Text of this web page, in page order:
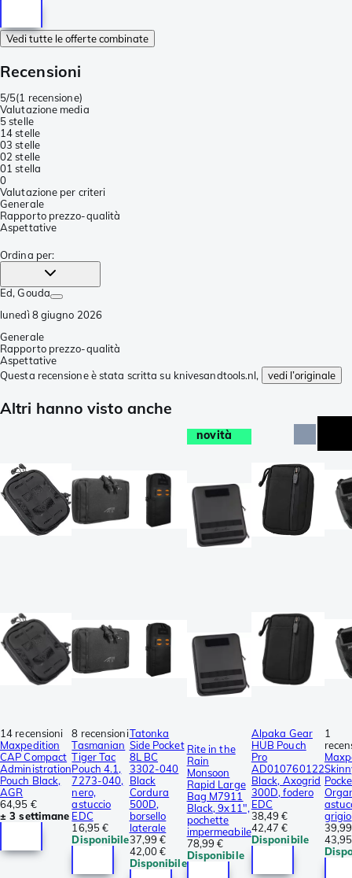
Vedi tutte le offerte combinate
Recensioni
5/5(1 recensione)
Valutazione media
5 stelle
14 stelle
03 stelle
02 stelle
01 stella
0
Valutazione per criteri
Generale
Rapporto prezzo-qualità
Aspettative
Ordina per:
Ed, Gouda
lunedì 8 giugno 2026
Generale
Rapporto prezzo-qualità
Aspettative
Questa recensione è stata scritta su knivesandtools.nl,
vedi l’originale
Altri hanno visto anche
14 recensioni
Maxpedition
CAP Compact
Administration
Pouch Black,
AGR
64,95 €
± 3 settimane
8 recensioni
Tasmanian
Tiger Tac
Pouch 4.1,
7273-040,
nero,
astuccio
EDC
16,95 €
Disponibile
Tatonka
Side Pocket
8L BC
3302-040
Black
Cordura
500D,
borsello
laterale
37,99 €
42,00 €
Disponibile
novità
Rite in the
Rain
Monsoon
Rapid Large
Bag M7911
Black, 9x11",
pochette
impermeabile
78,99 €
Disponibile
Alpaka Gear
HUB Pouch
Pro
AD010760122
Black, Axogrid
300D, fodero
EDC
38,49 €
42,47 €
Disponibile
1
grigio